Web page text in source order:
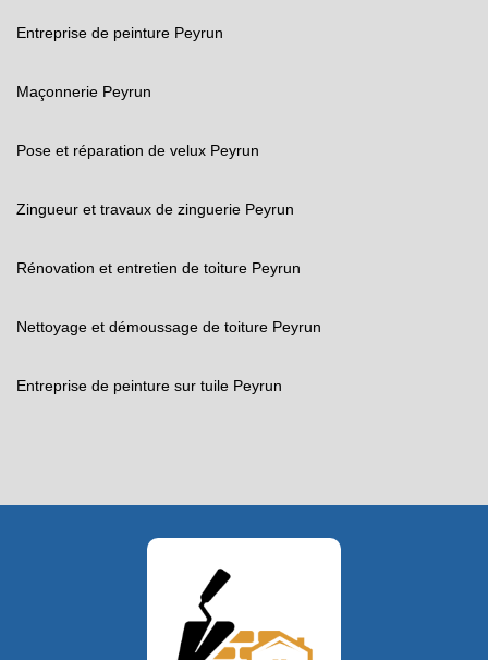
Entreprise de peinture Peyrun
Maçonnerie Peyrun
Pose et réparation de velux Peyrun
Zingueur et travaux de zinguerie Peyrun
Rénovation et entretien de toiture Peyrun
Nettoyage et démoussage de toiture Peyrun
Entreprise de peinture sur tuile Peyrun